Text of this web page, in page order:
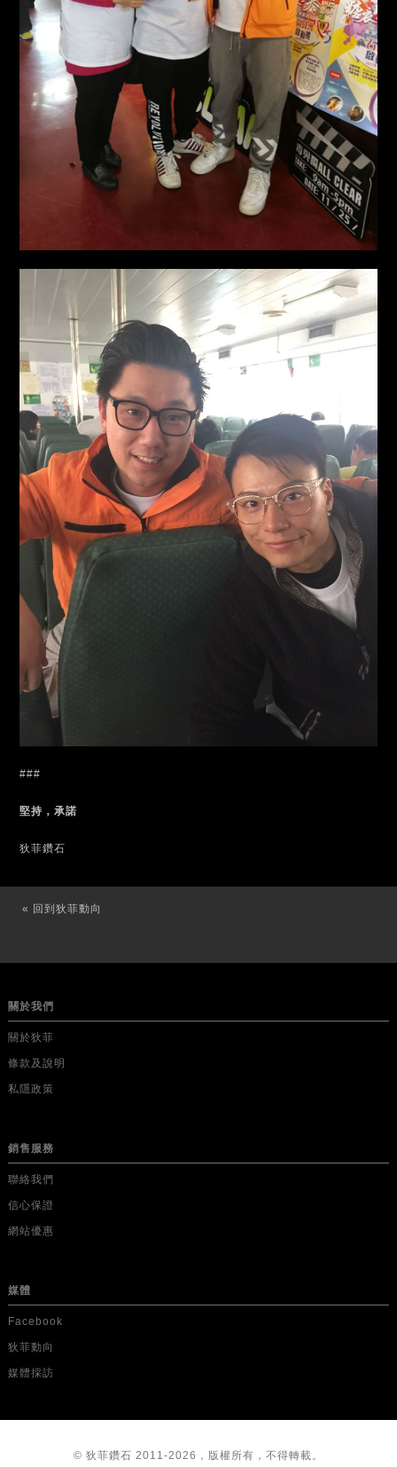
###
堅持，承諾
狄菲鑽石
« 回到狄菲動向
關於我們
關於狄菲
條款及說明
私隱政策
銷售服務
聯絡我們
信心保證
網站優惠
媒體
Facebook
狄菲動向
媒體採訪
© 狄菲鑽石 2011-2026，版權所有，不得轉載。